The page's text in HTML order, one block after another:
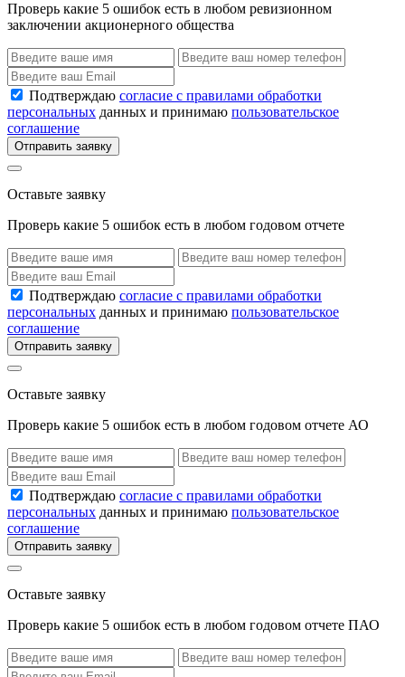
Проверь какие 5 ошибок есть в любом ревизионном
заключении акционерного общества
Подтверждаю согласие с правилами обработки
персональных данных и принимаю пользовательское
соглашение
Отправить заявку
Оставьте заявку
Проверь какие 5 ошибок есть в любом годовом отчете
Подтверждаю согласие с правилами обработки
персональных данных и принимаю пользовательское
соглашение
Отправить заявку
Оставьте заявку
Проверь какие 5 ошибок есть в любом годовом отчете АО
Подтверждаю согласие с правилами обработки
персональных данных и принимаю пользовательское
соглашение
Отправить заявку
Оставьте заявку
Проверь какие 5 ошибок есть в любом годовом отчете ПАО